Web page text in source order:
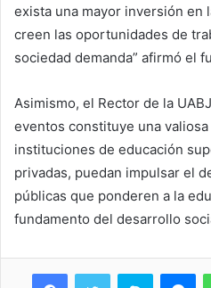
exista una mayor inversión en
creen las oportunidades de
sociedad demanda” afirmó el
Asimismo, el Rector de la
eventos constituye una
instituciones de educación
privadas, puedan impulsar el
públicas que ponderen a la
fundamento del desarrollo
Skype